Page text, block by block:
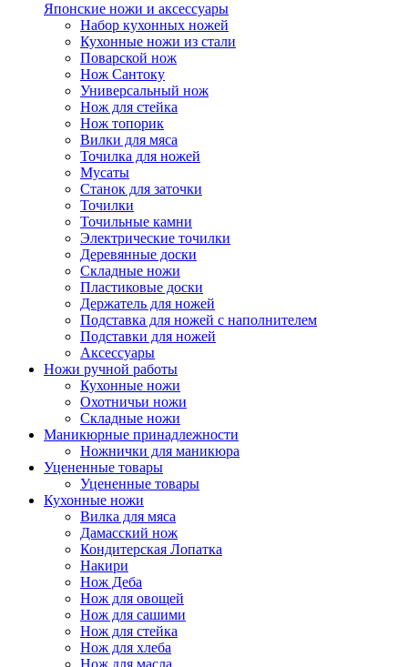
Японские ножи и аксессуары
Набор кухонных ножей
Кухонные ножи из стали
Поварской нож
Нож Сантоку
Универсальный нож
Нож для стейка
Нож топорик
Вилки для мяса
Точилка для ножей
Мусаты
Станок для заточки
Точилки
Точильные камни
Электрические точилки
Деревянные доски
Складные ножи
Пластиковые доски
Держатель для ножей
Подставка для ножей с наполнителем
Подставки для ножей
Аксессуары
Ножи ручной работы
Кухонные ножи
Охотничьи ножи
Складные ножи
Маникюрные принадлежности
Ножнички для маникюра
Уцененные товары
Уцененные товары
Кухонные ножи
Вилка для мяса
Дамасский нож
Кондитерская Лопатка
Накири
Нож Деба
Нож для овощей
Нож для сашими
Нож для стейка
Нож для хлеба
Нож для масла